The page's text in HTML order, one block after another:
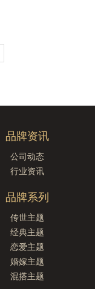
品牌资讯
公司动态
行业资讯
品牌系列
传世主题
经典主题
恋爱主题
婚嫁主题
混搭主题